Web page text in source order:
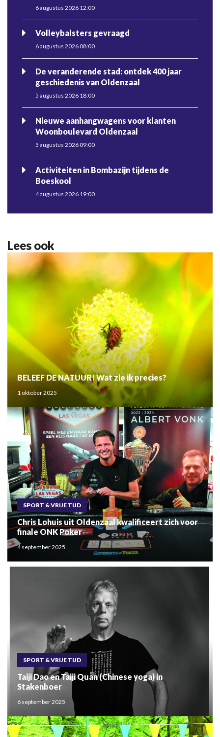
6 augustus 2026 12:00
Volleybalsters gevraagd
6 augustus 2026 08:00
De veranderende stad: ontdek 400 jaar
geschiedenis van Oldenzaal
5 augustus 2026 18:00
Nieuwe aanhangwagens voor klanten
Woonboulevard Oldenzaal
5 augustus 2026 09:00
Activiteiten in Bombazijn tijdens de
Boeskool
4 augustus 2026 19:00
Lees ook
BELEEF DE NATUUR! Wat zie ik precies?
1 oktober 2025
SPORT & VRIJE TIJD
Chris Lohuis uit Oldenzaal kwalificeert zich voor
finale ONK Poker
4 september 2025
SPORT & VRIJE TIJD
Taiji Dao en Taiji Quan (Chinese yoga) in
Stakenboer
6 september 2025